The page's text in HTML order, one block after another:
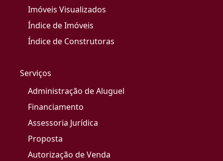
Imóveis Visualizados
Índice de Imóveis
Índice de Construtoras
Serviços
Administração de Aluguel
Financiamento
Assessoria Jurídica
Proposta
Autorização de Venda